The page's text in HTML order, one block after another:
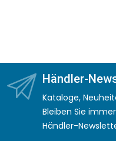
Händler-
Kataloge,
Bleiben Sie
Händler-